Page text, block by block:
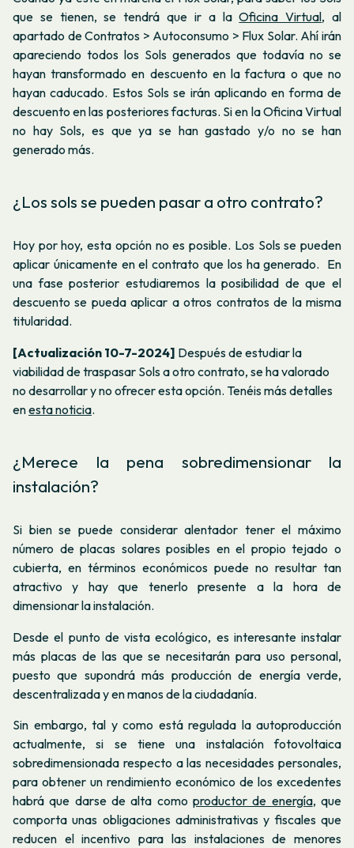
que se tienen, se tendrá que ir a laOficina Virtual, al
apartado de Contratos > Autoconsumo > Flux Solar. Ahí irán
apareciendo todos los Sols generados que todavía no se
hayan transformado en descuento en la factura o que no
hayan caducado. Estos Sols se irán aplicando en forma de
descuento en las posteriores facturas. Si en la Oficina Virtual
no hay Sols, es que ya se han gastado y/o no se han
generado más.
¿Los sols se pueden pasar a otro contrato?
Hoy por hoy, esta opción no es posible. Los Sols se pueden
aplicar únicamente en el contrato que los ha generado. En
una fase posterior estudiaremos la posibilidad de que el
descuento se pueda aplicar a otros contratos de la misma
titularidad.
[Actualización 10-7-2024] Después de estudiar la
viabilidad de traspasar Sols a otro contrato, se ha valorado
no desarrollar y no ofrecer esta opción. Tenéis más detalles
enesta noticia.
¿Merece la pena sobredimensionar la
instalación?
Si bien se puede considerar alentador tener el máximo
número de placas solares posibles en el propio tejado o
cubierta, en términos económicos puede no resultar tan
atractivo y hay que tenerlo presente a la hora de
dimensionar la instalación.
Desde el punto de vista ecológico, es interesante instalar
más placas de las que se necesitarán para uso personal,
puesto que supondrá más producción de energía verde,
descentralizada y en manos de la ciudadanía.
Sin embargo, tal y como está regulada la autoproducción
actualmente, si se tiene una instalación fotovoltaica
sobredimensionada respecto a las necesidades personales,
para obtener un rendimiento económico de los excedentes
habrá que darse de alta como productor de energía, que
comporta unas obligaciones administrativas y fiscales que
reducen el incentivo para las instalaciones de menores